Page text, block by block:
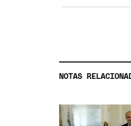
NOTAS